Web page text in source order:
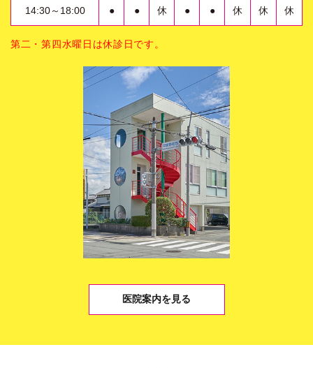
14:30～18:00 ● ● 休 ● ● 休 休 休
第二・第四水曜日は休診日です。
医院案内を見る